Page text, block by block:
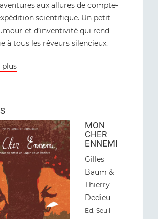
aux allures de compte-
scientifique. Un petit
et d’inventivité qui rend
à tous les rêveurs silencieux.
plus
MON
CHER
ENNEMI
Gilles
Baum &
Thierry
Dedieu
Ed. Seuil